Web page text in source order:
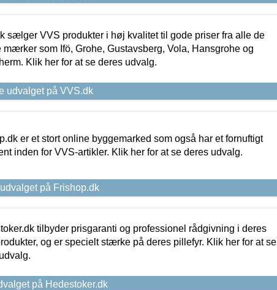
sælger VVS produkter i høj kvalitet til gode priser fra alle de
mærker som Ifö, Grohe, Gustavsberg, Vola, Hansgrohe og
Klik her for at se deres udvalg.
udvalget på VVS.dk
er et stort online byggemarked som også har et fornuftigt
inden for VVS-artikler. Klik her for at se deres udvalg.
på Frishop.dk
tilbyder prisgaranti og professionel rådgivning i deres
og er specielt stærke på deres pillefyr. Klik her for at se
på Hedestoker.dk